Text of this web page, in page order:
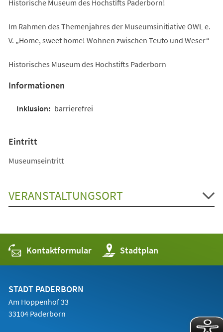
Historische Museum des Hochstifts Paderborn!
Im Rahmen des Themenjahres der Museumsinitiative OWL e.
V. „Home, sweet home! Wohnen zwischen Teuto und Weser“
Historisches Museum des Hochstifts Paderborn
Informationen
barrierefrei
Eintritt
Museumseintritt
VERANSTALTUNGSORT
Kontaktformular Stadtplan
(Öffnet
in
einem
STADT PADERBORN
Am Hoppenhof 33
33104 Paderborn